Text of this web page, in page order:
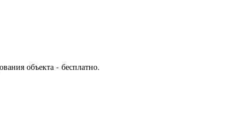
объекта - бесплатно.